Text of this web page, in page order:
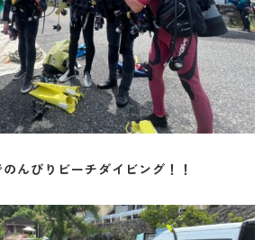
んびりビーチダイビング！！